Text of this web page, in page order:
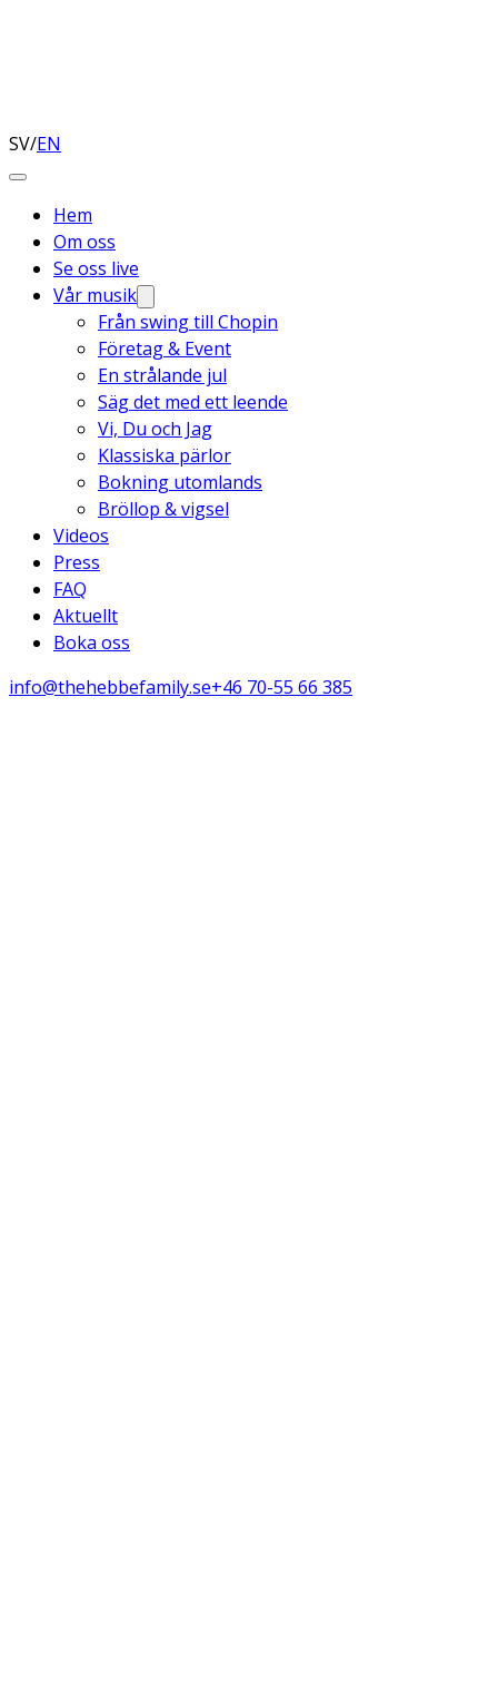
SV/EN
Hem
Om oss
Se oss live
Vår musik
Från swing till Chopin
Företag & Event
En strålande jul
Säg det med ett leende
Vi, Du och Jag
Klassiska pärlor
Bokning utomlands
Bröllop & vigsel
Videos
Press
FAQ
Aktuellt
Boka oss
info@thehebbefamily.se+46 70-55 66 385